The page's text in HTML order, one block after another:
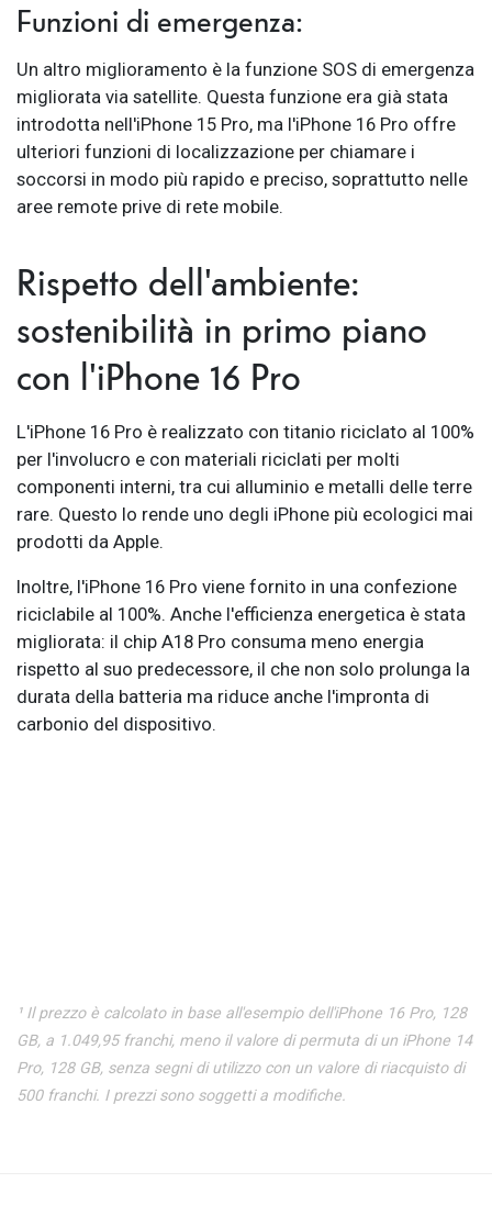
Funzioni di emergenza:
Un altro miglioramento è la funzione SOS di emergenza
migliorata via satellite. Questa funzione era già stata
introdotta nell'iPhone 15 Pro, ma l'iPhone 16 Pro offre
ulteriori funzioni di localizzazione per chiamare i
soccorsi in modo più rapido e preciso, soprattutto nelle
aree remote prive di rete mobile.
Rispetto dell'ambiente:
sostenibilità in primo piano
con l'iPhone 16 Pro
L'iPhone 16 Pro è realizzato con titanio riciclato al 100%
per l'involucro e con materiali riciclati per molti
componenti interni, tra cui alluminio e metalli delle terre
rare. Questo lo rende uno degli iPhone più ecologici mai
prodotti da Apple.
Inoltre, l'iPhone 16 Pro viene fornito in una confezione
riciclabile al 100%. Anche l'efficienza energetica è stata
migliorata: il chip A18 Pro consuma meno energia
rispetto al suo predecessore, il che non solo prolunga la
durata della batteria ma riduce anche l'impronta di
carbonio del dispositivo.
¹ Il prezzo è calcolato in base all'esempio dell'iPhone 16 Pro, 128
GB, a 1.049,95 franchi, meno il valore di permuta di un iPhone 14
Pro, 128 GB, senza segni di utilizzo con un valore di riacquisto di
500 franchi. I prezzi sono soggetti a modifiche.